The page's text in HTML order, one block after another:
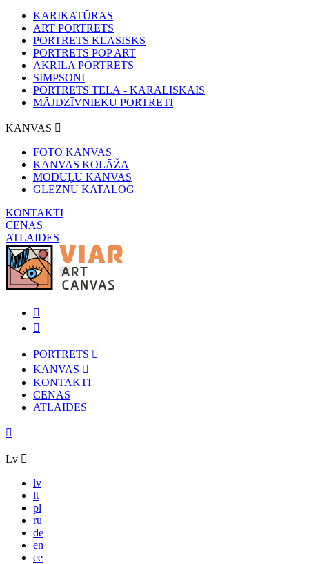
KARIKATŪRAS
ART PORTRETS
PORTRETS KLASISKS
PORTRETS POP ART
AKRILA PORTRETS
SIMPSONI
PORTRETS TĒLĀ - KARALISKAIS
MĀJDZĪVNIEKU PORTRETI
KANVAS
FOTO KANVAS
KANVAS KOLĀŽA
MODUĻU KANVAS
GLEZNU KATALOG
KONTAKTI
CENAS
ATLAIDES
PORTRETS
KANVAS
KONTAKTI
CENAS
ATLAIDES
Lv
lv
lt
pl
ru
de
en
ee